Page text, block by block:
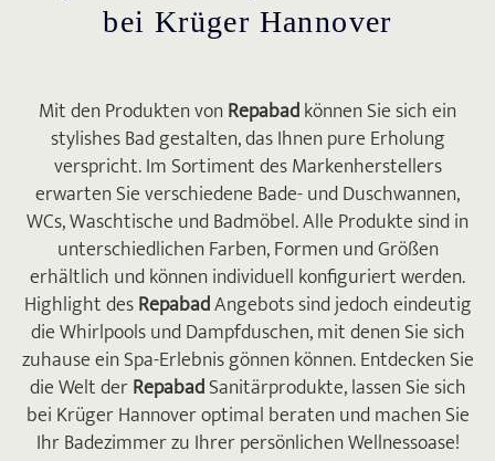
bei Krüger Hannover
Mit den Produkten vonRepabadkönnen Sie sich ein
stylishes Bad gestalten, das Ihnen pure Erholung
verspricht. Im Sortiment des Markenherstellers
erwarten Sie verschiedene Bade- und Duschwannen,
WCs, Waschtische und Badmöbel. Alle Produkte sind in
unterschiedlichen Farben, Formen und Größen
erhältlich und können individuell konfiguriert werden.
Highlight desRepabadAngebots sind jedoch eindeutig
die Whirlpools und Dampfduschen, mit denen Sie sich
zuhause ein Spa-Erlebnis gönnen können. Entdecken Sie
die Welt derRepabadSanitär­produkte, lassen Sie sich
bei Krüger Hannover optimal beraten und machen Sie
Ihr Badezimmer zu Ihrer persönlichen Wellnessoase!